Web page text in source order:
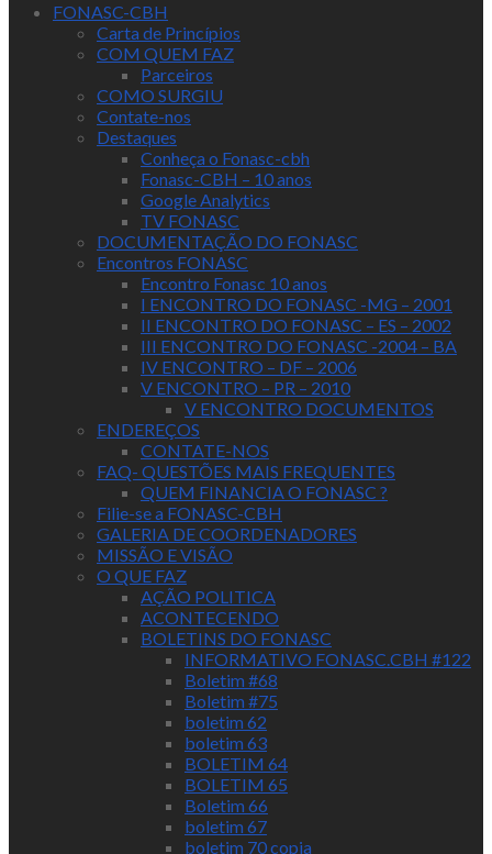
FONASC-CBH
Carta de Princípios
COM QUEM FAZ
Parceiros
COMO SURGIU
Contate-nos
Destaques
Conheça o Fonasc-cbh
Fonasc-CBH – 10 anos
Google Analytics
TV FONASC
DOCUMENTAÇÃO DO FONASC
Encontros FONASC
Encontro Fonasc 10 anos
I ENCONTRO DO FONASC -MG – 2001
II ENCONTRO DO FONASC – ES – 2002
III ENCONTRO DO FONASC -2004 – BA
IV ENCONTRO – DF – 2006
V ENCONTRO – PR – 2010
V ENCONTRO DOCUMENTOS
ENDEREÇOS
CONTATE-NOS
FAQ- QUESTÕES MAIS FREQUENTES
QUEM FINANCIA O FONASC ?
Filie-se a FONASC-CBH
GALERIA DE COORDENADORES
MISSÃO E VISÃO
O QUE FAZ
AÇÃO POLITICA
ACONTECENDO
BOLETINS DO FONASC
INFORMATIVO FONASC.CBH #122
Boletim #68
Boletim #75
boletim 62
boletim 63
BOLETIM 64
BOLETIM 65
Boletim 66
boletim 67
boletim 70 copia